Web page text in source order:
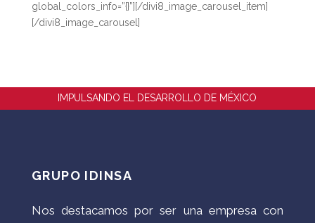
global_colors_info=”{}”][/divi8_image_carousel_item]
[/divi8_image_carousel]
IMPULSANDO EL DESARROLLO DE MÉXICO
GRUPO IDINSA
Nos destacamos por ser una empresa con